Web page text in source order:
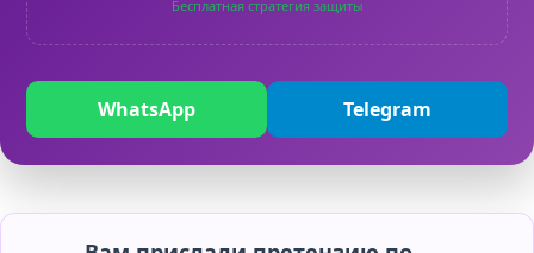
Бесплатная стратегия защиты
WhatsApp Telegram